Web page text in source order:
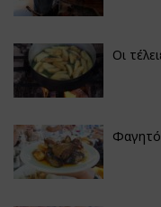
Οι
Φαγητό